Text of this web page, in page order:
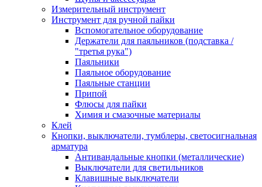
Измерительный инструмент
Инструмент для ручной пайки
Вспомогательное оборудование
Держатели для паяльников (подставка /
"третья рука")
Паяльники
Паяльное оборудование
Паяльные станции
Припой
Флюсы для пайки
Химия и смазочные материалы
Клей
Кнопки, выключатели, тумблеры, светосигнальная
арматура
Антивандальные кнопки (металлические)
Выключатели для светильников
Клавишные выключатели